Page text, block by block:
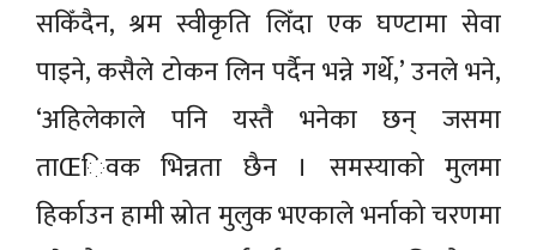
सकिँदैन, श्रम स्वीकृति लिँदा एक घण्टामा सेवा
पाइने, कसैले टोकन लिन पर्दैन भन्ने गर्थे,’ उनले भने,
‘अहिलेकाले पनि यस्तै भनेका छन् जसमा
ताŒिवक भिन्नता छैन । समस्याको मुलमा
हिर्काउन हामी स्रोत मुलुक भएकाले भर्नाको चरणमा